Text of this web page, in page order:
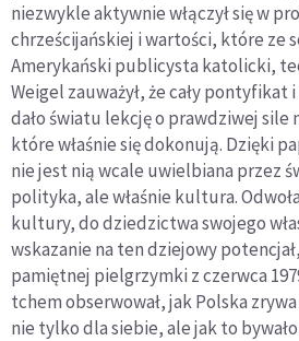
niezwykle aktywnie włączył się w
chrześcijańskiej i wartości, które ze
Amerykański publicysta katolicki,
Weigel zauważył, że cały pontyfikat i
dało światu lekcję o prawdziwej sile
które właśnie się dokonują. Dzięki
nie jest nią wcale uwielbiana przez
polityka, ale właśnie kultura.
kultury, do dziedzictwa swojego
wskazanie na ten dziejowy
pamiętnej pielgrzymki z czerwca
tchem obserwował, jak Polska
nie tylko dla siebie, ale jak to